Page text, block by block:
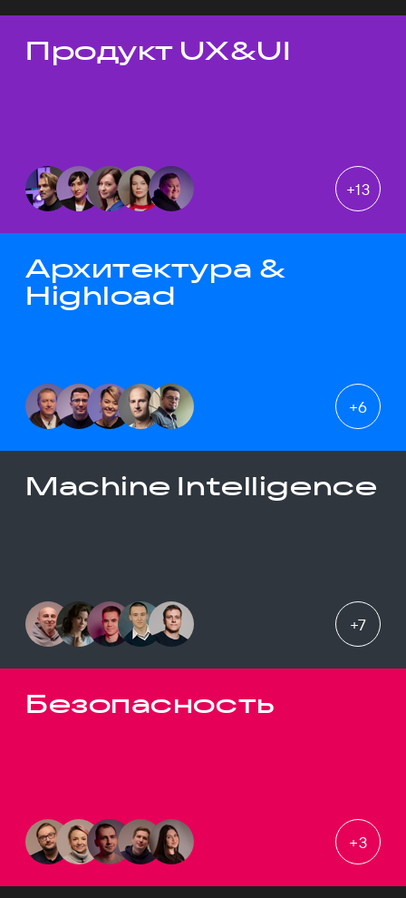
Темы докладов
Продукт UX&UI
+13
Архитектура &
Highload
+6
Machine Intelligence
+7
Безопасность
+3